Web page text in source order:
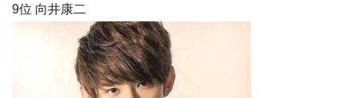
9位 向井康二